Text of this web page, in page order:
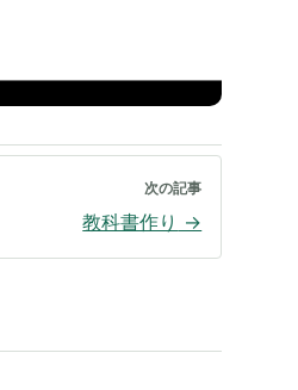
次の記事
教科書作り →